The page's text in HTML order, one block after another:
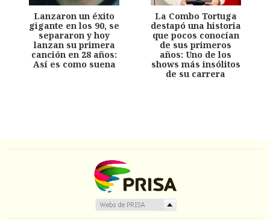
Lanzaron un éxito
gigante en los 90, se
separaron y hoy
lanzan su primera
canción en 28 años:
Así es como suena
La Combo Tortuga
destapó una historia
que pocos conocían
de sus primeros
años: Uno de los
shows más insólitos
de su carrera